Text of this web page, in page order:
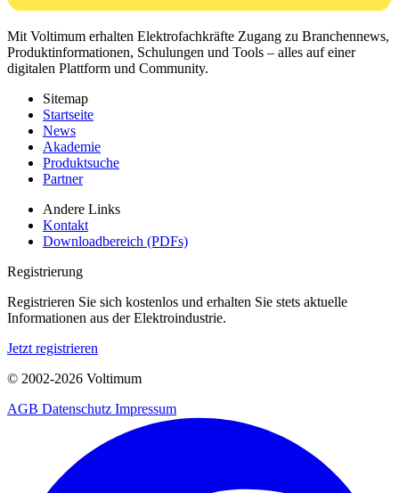
Mit Voltimum erhalten Elektrofachkräfte Zugang zu Branchennews,
Produktinformationen, Schulungen und Tools – alles auf einer
digitalen Plattform und Community.
Sitemap
Startseite
News
Akademie
Produktsuche
Partner
Andere Links
Kontakt
Downloadbereich (PDFs)
Registrierung
Registrieren Sie sich kostenlos und erhalten Sie stets aktuelle
Informationen aus der Elektroindustrie.
Jetzt registrieren
© 2002-2026 Voltimum
AGB Datenschutz Impressum